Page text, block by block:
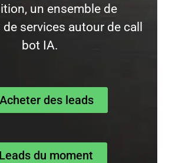
un ensemble de
services autour de call
bot IA.
Acheter des leads
Leads du moment